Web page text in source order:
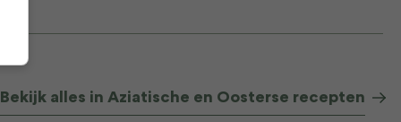
Bekijk alles in Aziatische en Oosterse recepten